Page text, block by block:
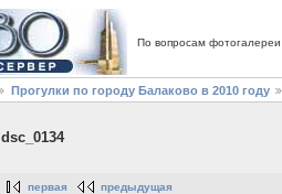
По вопросам
Прогулки по городу Балаково в 2010 году
dsc_0134
первая предыдущая